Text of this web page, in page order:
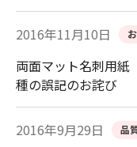
2016年11月10日
両面マット名刺用
種の誤記のお詫び
2016年9月29日 品